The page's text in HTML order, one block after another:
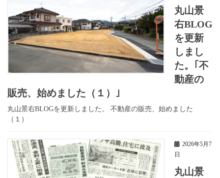
丸山景
右BLOG
を更新
しまし
た。｢不
動産の
販売、始めました（１）｣
丸山景右BLOGを更新しました。 不動産の販売、始めました
（１）
2026年5月7
日
丸山景